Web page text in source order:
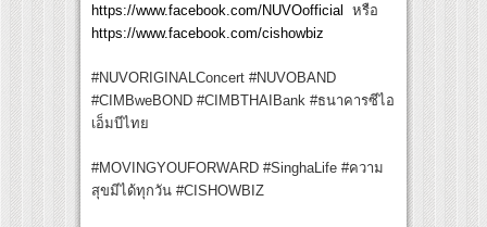
https://www.facebook.com/NUVOofficial
หรือ
https://www.facebook.com/cishowbiz
#NUVORIGINALConcert #NUVOBAND
#CIMBweBOND #CIMBTHAIBank #ธนาคารซีไอ
เอ็มบีไทย
#MOVINGYOUFORWARD #SinghaLife #ความ
สุขมีได้ทุกวัน #CISHOWBIZ